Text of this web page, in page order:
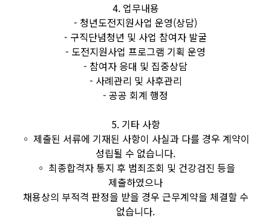
4. 업무내용
- 청년도전지원사업 운영(상담)
- 구직단념청년 및 사업 참여자 발굴
- 도전지원사업 프로그램 기획 운영
- 참여자 응대 및 집중상담
- 사례관리 및 사후관리
- 공공 회계 행정
5. 기타 사항
◦ 제출된 서류에 기재된 사항이 사실과 다를 경우 계약이
성립될 수 없습니다.
◦ 최종합격자 통지 후 범죄조회 및 건강검진 등을
제출하였으나
채용상의 부적격 판정을 받을 경우 근무계약을 체결할 수
없습니다.